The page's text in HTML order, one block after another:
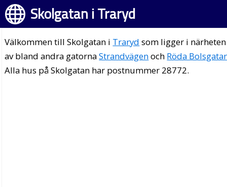
Skolgatan i Traryd
Välkommen till Skolgatan i Traryd som ligger i närheten
av bland andra gatornaStrandvägenoch Röda
Alla hus på Skolgatan har postnummer 28772.